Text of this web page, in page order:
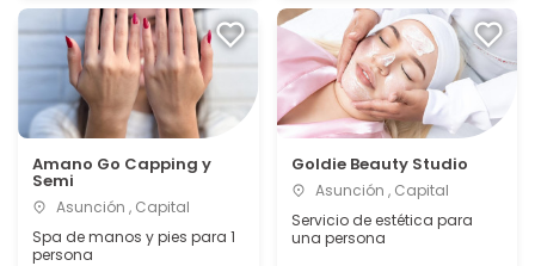
Amano Go Capping y
Semi
Asunción , Capital
Spa de manos y pies para 1
persona
Goldie Beauty Studio
Asunción , Capital
Servicio de estética para
una persona